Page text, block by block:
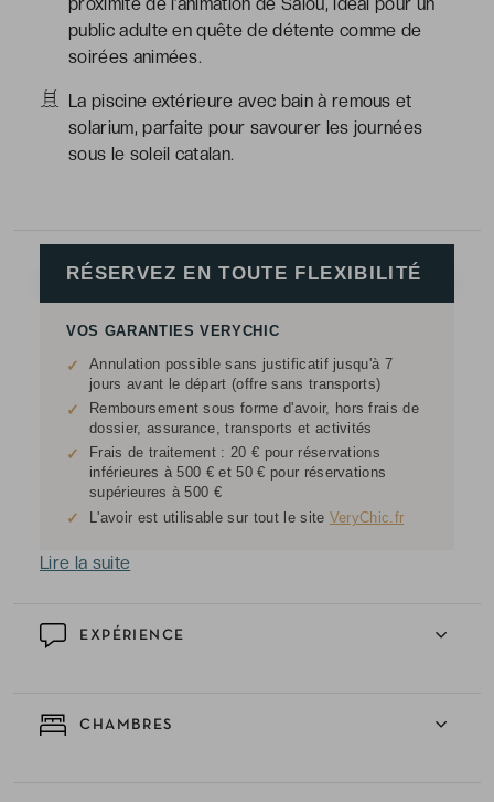
public adulte en quête de détente comme de
soirées animées.
La piscine extérieure avec bain à remous et
solarium, parfaite pour savourer les journées
sous le soleil catalan.
EXPÉRIENCE
CHAMBRES
RÉSERVEZ EN TOUTE FLEXIBILITÉ
VOS GARANTIES VERYCHIC
✓
Annulation possible sans justificatif jusqu'à 7
jours avant le départ (offre sans transports)
✓
Remboursement sous forme d'avoir, hors frais de
dossier, assurance, transports et activités
✓
Frais de traitement : 20 € pour réservations
inférieures à 500 € et 50 € pour réservations
supérieures à 500 €
✓ L'avoir est utilisable sur tout le site VeryChic.fr
Lire la suite